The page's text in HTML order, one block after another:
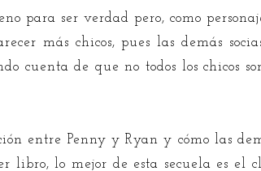
para ser verdad pero, como
más chicos, pues las demás
cuenta de que no todos los chicos
entre Penny y Ryan y cómo las
lo mejor de esta secuela es el